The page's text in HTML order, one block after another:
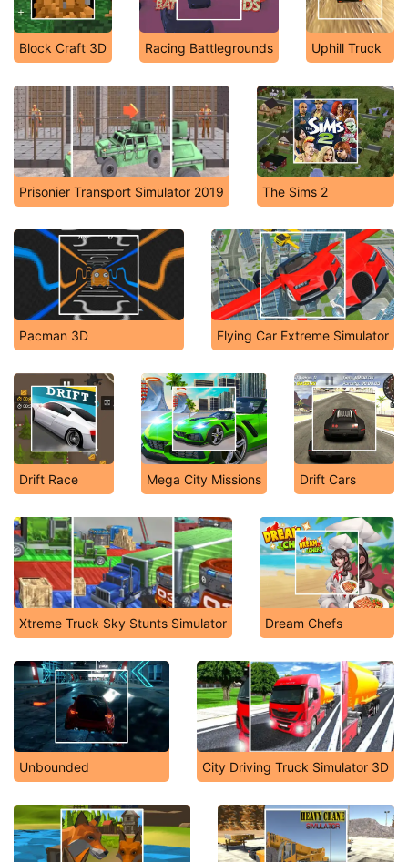
Block Craft 3D Racing Battlegrounds Uphill Truck
Prisonier Transport Simulator 2019 The Sims 2
Pacman 3D Flying Car Extreme Simulator
Drift Race Mega City Missions Drift Cars
Xtreme Truck Sky Stunts Simulator Dream Chefs
Unbounded City Driving Truck Simulator 3D